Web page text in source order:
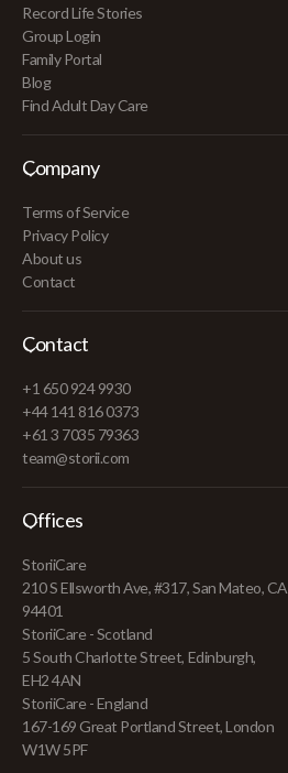
Record Life Stories
Group Login
Family Portal
Blog
Find Adult Day Care
Company
Terms of Service
Privacy Policy
About us
Contact
Contact
+1 650 924 9930
+44 141 816 0373
+61 3 7035 79363
team@storii.com
Offices
StoriiCare
210 S Ellsworth Ave, #317, San Mateo, CA
94401
StoriiCare - Scotland
5 South Charlotte Street, Edinburgh,
EH2 4AN
StoriiCare - England
167-169 Great Portland Street, London
W1W 5PF